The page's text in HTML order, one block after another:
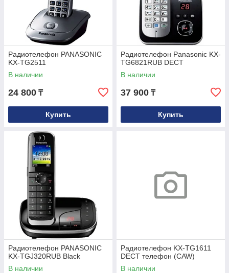
Радиотелефон PANASONIC
KX-TG2511
В наличии
24 800 ₸
Купить
Радиотелефон Panasonic KX-
TG6821RUB DECT
В наличии
37 900 ₸
Купить
Радиотелефон PANASONIC
KX-TGJ320RUB Black
В наличии
Радиотелефон KX-TG1611
DECT телефон (CAW)
В наличии